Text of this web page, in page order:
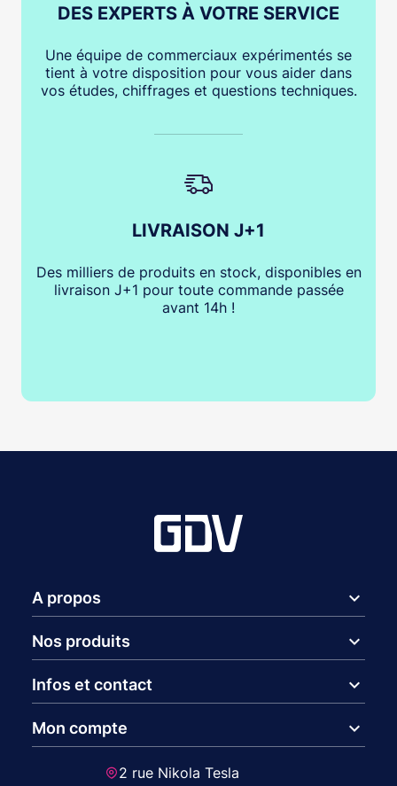
DES EXPERTS À VOTRE SERVICE
Une équipe de commerciaux expérimentés se
tient à votre disposition pour vous aider dans
vos études, chiffrages et questions techniques.
LIVRAISON J+1
Des milliers de produits en stock, disponibles en
livraison J+1 pour toute commande passée
avant 14h !
A propos expand_more
Nos produits expand_more
Infos et contact expand_more
Mon compte expand_more
2 rue Nikola Tesla